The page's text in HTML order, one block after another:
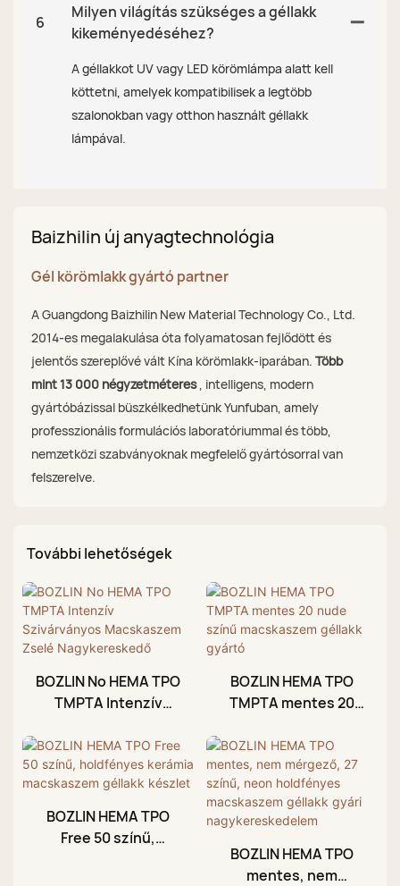
6
Milyen világítás szükséges a géllakk
kikeményedéséhez?
A géllakkot UV vagy LED körömlámpa alatt kell
köttetni, amelyek kompatibilisek a legtöbb
szalonokban vagy otthon használt géllakk
lámpával.
Baizhilin új anyagtechnológia
Gél körömlakk gyártó partner
A Guangdong Baizhilin New Material Technology Co., Ltd.
2014-es megalakulása óta folyamatosan fejlődött és
jelentős szereplővé vált Kína körömlakk-iparában. Több
mint 13 000 négyzetméteres, intelligens, modern
gyártóbázissal büszkélkedhetünk Yunfuban, amely
professzionális formulációs laboratóriummal és több,
nemzetközi szabványoknak megfelelő gyártósorral van
felszerelve.
További lehetőségek
BOZLIN No HEMA TPO
TMPTA Intenzív
Macskaszem Zselé
Nagykereskedő
BOZLIN HEMA TPO
TMPTA mentes 20
macskaszem géllakk
gyártó
BOZLIN HEMA TPO
Free 50 színű,
BOZLIN HEMA TPO
mentes, nem